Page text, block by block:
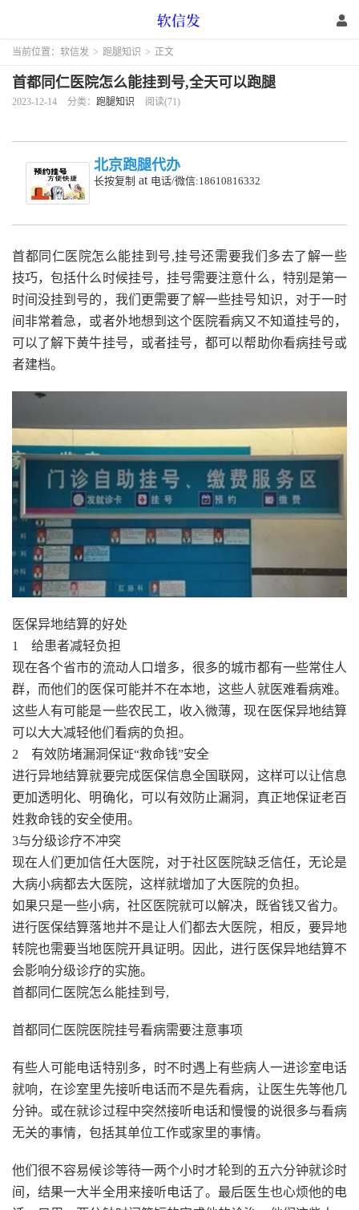
当前位置： 软信发 > 跑腿知识 > 正文
首都同仁医院怎么能挂到号,全天可以跑腿
2023-12-14 分类： 跑腿知识 阅读(71)
北京跑腿代办
长按复制 at 电话/微信:18610816332
首都同仁医院怎么能挂到号,挂号还需要我们多去了解一些
技巧，包括什么时候挂号，挂号需要注意什么，特别是第一
时间没挂到号的，我们更需要了解一些挂号知识，对于一时
间非常着急，或者外地想到这个医院看病又不知道挂号的，
可以了解下黄牛挂号，或者挂号，都可以帮助你看病挂号或
者建档。
医保异地结算的好处
1 给患者减轻负担
现在各个省市的流动人口增多，很多的城市都有一些常住人
群，而他们的医保可能并不在本地，这些人就医难看病难。
这些人有可能是一些农民工，收入微薄，现在医保异地结算
可以大大减轻他们看病的负担。
2 有效防堵漏洞保证“救命钱”安全
进行异地结算就要完成医保信息全国联网，这样可以让信息
更加透明化、明确化，可以有效防止漏洞，真正地保证老百
姓救命钱的安全使用。
3与分级诊疗不冲突
现在人们更加信任大医院，对于社区医院缺乏信任，无论是
大病小病都去大医院，这样就增加了大医院的负担。
如果只是一些小病，社区医院就可以解决，既省钱又省力。
进行医保结算落地并不是让人们都去大医院，相反，要异地
转院也需要当地医院开具证明。因此，进行医保异地结算不
会影响分级诊疗的实施。
首都同仁医院怎么能挂到号,
首都同仁医院医院挂号看病需要注意事项
有些人可能电话特别多，时不时遇上有些病人一进诊室电话
就响，在诊室里先接听电话而不是先看病，让医生先等他几
分钟。或在就诊过程中突然接听电话和慢慢的说很多与看病
无关的事情，包括其单位工作或家里的事情。
他们很不容易候诊等待一两个小时才轮到的五六分钟就诊时
间，结果一大半全用来接听电话了。最后医生也心烦他的电